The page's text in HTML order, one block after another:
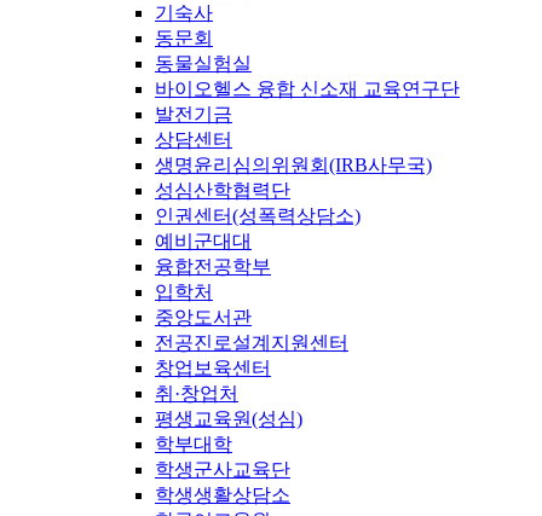
기숙사
동문회
동물실험실
바이오헬스 융합 신소재 교육연구단
발전기금
상담센터
생명윤리심의위원회(IRB사무국)
성심산학협력단
인권센터(성폭력상담소)
예비군대대
융합전공학부
입학처
중앙도서관
전공진로설계지원센터
창업보육센터
취·창업처
평생교육원(성심)
학부대학
학생군사교육단
학생생활상담소